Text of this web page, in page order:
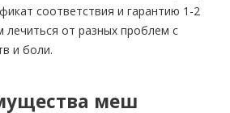
соответствия и гарантию 1-2
от разных проблем с
и боли.
меш